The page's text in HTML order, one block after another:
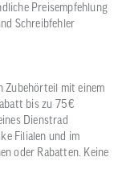
Preisempfehlung
Schreibfehler
Zubehörteil mit einem
bis zu 75 €
Dienstrad
Filialen und im
oder Rabatten. Keine